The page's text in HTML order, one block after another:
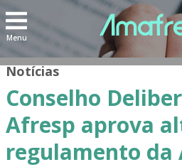
Menu
Notícias
Conselho
Afresp aprova
regulamento da